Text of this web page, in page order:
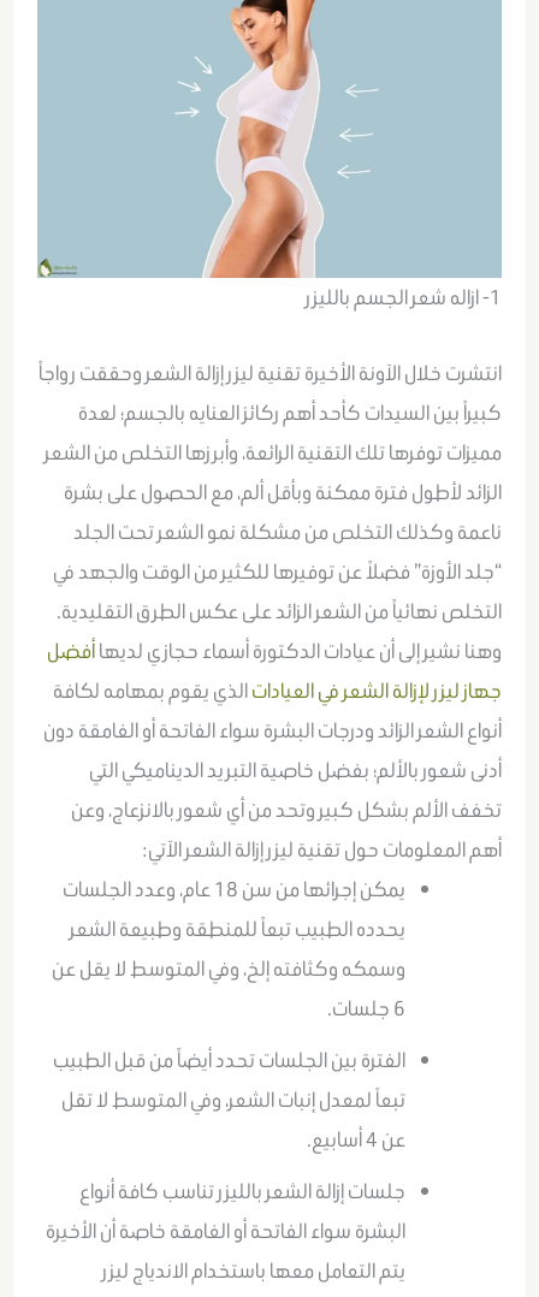
1- ازاله شعر الجسم بالليزر
انتشرت خلال الآونة الأخيرة تقنية ليزر إزالة الشعر وحققت رواجاً
كبيراً بين السيدات كأحد أهم ركائز العنايه بالجسم؛ لعدة
مميزات توفرها تلك التقنية الرائعة، وأبرزها التخلص من الشعر
الزائد لأطول فترة ممكنة وبأقل ألم، مع الحصول على بشرة
ناعمة وكذلك التخلص من مشكلة نمو الشعر تحت الجلد
“جلد الأوزة” فضلاً عن توفيرها للكثير من الوقت والجهد في
التخلص نهائياً من الشعر الزائد على عكس الطرق التقليدية.
وهنا نشير إلى أن عيادات الدكتورة أسماء حجازي لديهاأفضل
جهاز ليزر لإزالة الشعر في العياداتالذي يقوم بمهامه لكافة
أنواع الشعر الزائد ودرجات البشرة سواء الفاتحة أو الغامقة دون
أدنى شعور بالألم؛ بفضل خاصية التبريد الديناميكي التي
تخفف الألم بشكل كبير وتحد من أي شعور بالانزعاج، وعن
أهم المعلومات حول تقنية ليزر إزالة الشعر الآتي:
يمكن إجرائها من سن 18 عام، وعدد الجلسات
يحدده الطبيب تبعاً للمنطقة وطبيعة الشعر
وسمكه وكثافته إلخ، وفي المتوسط لا يقل عن
6 جلسات.
الفترة بين الجلسات تحدد أيضاً من قبل الطبيب
تبعاً لمعدل إنبات الشعر، وفي المتوسط لا تقل
عن 4 أسابيع.
جلسات إزالة الشعر بالليزر تناسب كافة أنواع
البشرة سواء الفاتحة أو الغامقة خاصة أن الأخيرة
يتم التعامل معها باستخدام الاندياج ليزر